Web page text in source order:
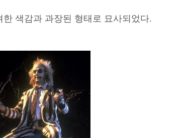
색감과 과장된 형태로 묘사되었다.